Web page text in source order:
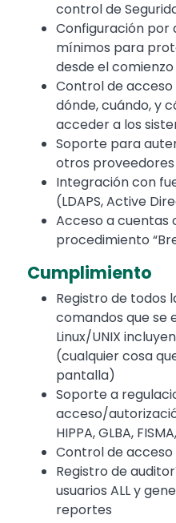
control de
Configuración por
mínimos para
desde el comienzo
Control de
dónde, cuándo, y
acceder a los
Soporte para
otros proveedores
Integración con
(LDAPS, Active
Acceso a cuentas
procedimiento
Cumplimiento
Registro de todos
comandos que se
Linux/UNIX
(cualquier cosa
pantalla)
Soporte a
acceso/
HIPPA, GLBA,
Control de acceso
Registro de
usuarios ALL y
reportes